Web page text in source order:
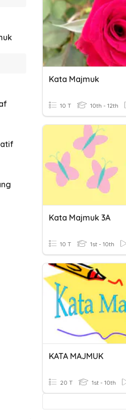
Kata Majmuk
10 T 10th - 12th
Kata Majmuk 3A
10 T 1st - 10th
KATA MAJMUK
20 T 1st - 10th